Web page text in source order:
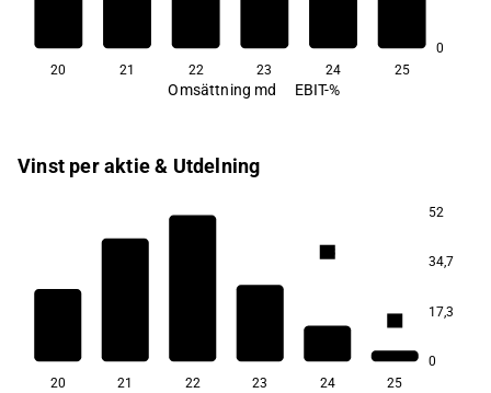
0
20 21 22 23 24 25
Omsättning md EBIT-%
Vinst per aktie & Utdelning
52
34,7
17,3
0
4,3
20 21 22 23 24 25